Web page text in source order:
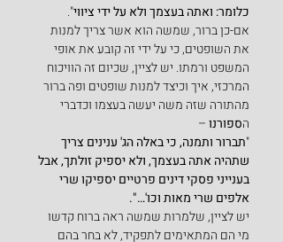
כלומר: ואתה בעצמך ולא על ידי ציווי".
אם-כן ברור, שמשה הוא אשר צריך למנות
את השופטים, כי על ידי זה קובע את אופי
המשפט ורמתו. יש לציין, שכיום זה הוויכוח
המרכזי, איך וכיצד למנות שופטים ופה ברור
מהתורה שזה משה יעשה בעצמו וכדברי
הספורנו –
"תברור ותמנה, כי באלה הג' ענינים צריך
שתהיה אתה בעצמך, ולא יספיק זולתך, אבל
בענייני פסקי דינים פרטיים יספיקו שרי
אלפים שרי מאות וכו'…".
יש לציין, שלמרות שמשה ראה ברוח קדשו
מי הם המתאימים לתפקיד, לא בחר בהם